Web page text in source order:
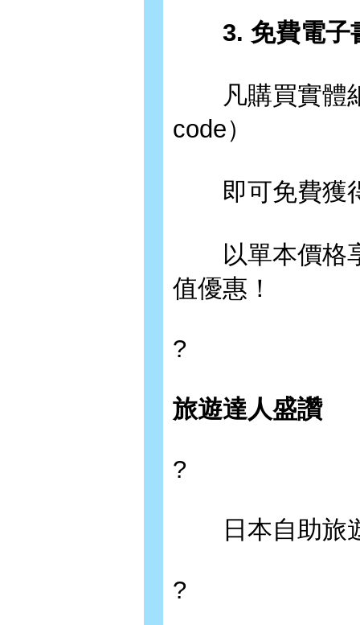
3. 免費電子
凡購買實體紙
code）
即可免費獲得
以單本價格享
值優惠！
?
旅遊達人盛讚
?
日本自助旅遊
?